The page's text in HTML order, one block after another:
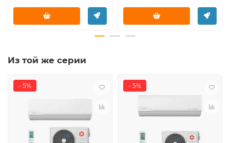
Из той же серии
- 5% - 5%